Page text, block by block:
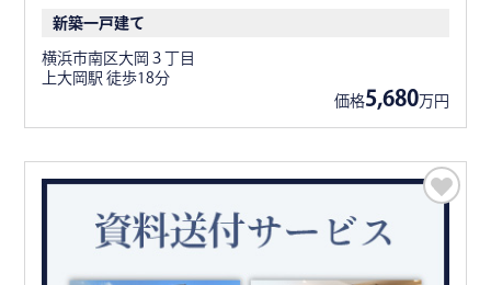
新築一戸建て
横浜市南区大岡３丁目
上大岡駅 徒歩18分
価格5,680万円